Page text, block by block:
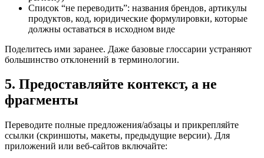
Список “не переводить”: названия брендов, артикулы
продуктов, код, юридические формулировки, которые
должны оставаться в исходном виде
Поделитесь ими заранее. Даже базовые глоссарии устраняют
большинство отклонений в терминологии.
5. Предоставляйте контекст, а не
фрагменты
Переводите полные предложения/абзацы и прикрепляйте
ссылки (скриншоты, макеты, предыдущие версии). Для
приложений или веб-сайтов включайте: